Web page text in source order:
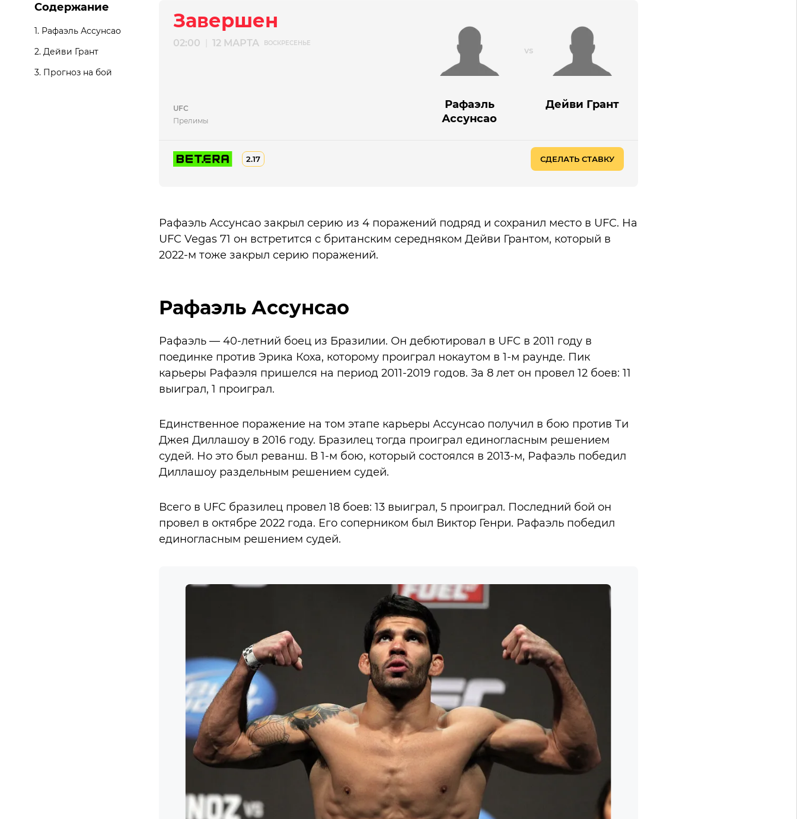
Содержание
1. Рафаэль Ассунсао
2. Дейви Грант
3. Прогноз на бой
Рафаэль
Ассунсао
Дейви Грант
Завершен
02:00 12 МАРТА ВОСКРЕСЕНЬЕ
UFC
Прелимы
2.17 СДЕЛАТЬ СТАВКУ
Рафаэль Ассунсао закрыл серию из 4 поражений подряд и сохранил место в UFC. На
UFC Vegas 71 он встретится с британским середняком Дейви Грантом, который в
2022-м тоже закрыл серию поражений.
Рафаэль Ассунсао
Рафаэль — 40-летний боец из Бразилии. Он дебютировал в UFC в 2011 году в
поединке против Эрика Коха, которому проиграл нокаутом в 1-м раунде. Пик
карьеры Рафаэля пришелся на период 2011-2019 годов. За 8 лет он провел 12 боев: 11
выиграл, 1 проиграл.
Единственное поражение на том этапе карьеры Ассунсао получил в бою против Ти
Джея Диллашоу в 2016 году. Бразилец тогда проиграл единогласным решением
судей. Но это был реванш. В 1-м бою, который состоялся в 2013-м, Рафаэль победил
Диллашоу раздельным решением судей.
Всего в UFC бразилец провел 18 боев: 13 выиграл, 5 проиграл. Последний бой он
провел в октябре 2022 года. Его соперником был Виктор Генри. Рафаэль победил
единогласным решением судей.